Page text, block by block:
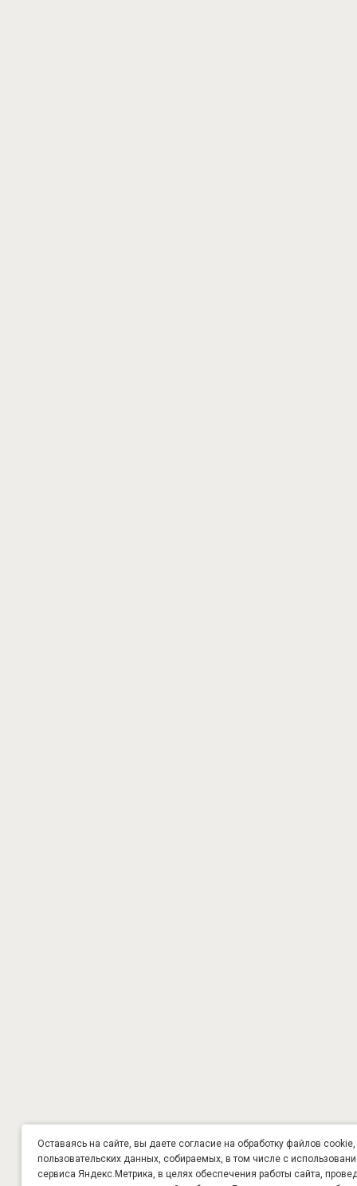
Оставаясь на сайте, вы даете согласие на обработку файлов cookie,
пользовательских данных, собираемых, в том числе с
сервиса Яндекс.Метрика, в целях обеспечения работы сайта,